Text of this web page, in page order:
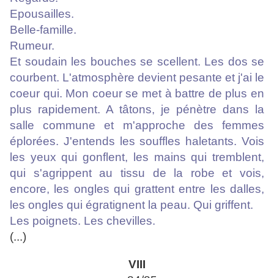
Epousailles.
Belle-famille.
Rumeur.
Et soudain les bouches se scellent. Les dos se
courbent. L'atmosphère devient pesante et j'ai le
coeur qui. Mon coeur se met à battre de plus en
plus rapidement. A tâtons, je pénètre dans la
salle commune et m'approche des femmes
éplorées. J'entends les souffles haletants. Vois
les yeux qui gonflent, les mains qui tremblent,
qui s'agrippent au tissu de la robe et vois,
encore, les ongles qui grattent entre les dalles,
les ongles qui égratignent la peau. Qui griffent.
Les poignets. Les chevilles.
(...)
VIII